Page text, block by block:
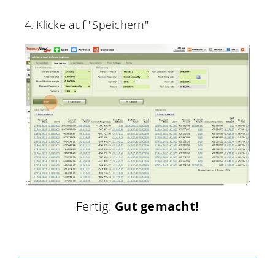
4. Klicke auf "Speichern"
Fertig! Gut gemacht!